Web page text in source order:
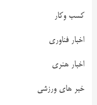
کسب وکار
اخبار فناوری
اخبار هنری
خبر های ورزشی